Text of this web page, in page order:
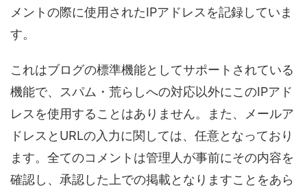
メントの際に使用されたIPアドレスを記録していま
す。
これはブログの標準機能としてサポートされている
機能で、スパム・荒らしへの対応以外にこのIPアド
レスを使用することはありません。また、メールア
ドレスとURLの入力に関しては、任意となっており
ます。全てのコメントは管理人が事前にその内容を
確認し、承認した上での掲載となりますことをあら